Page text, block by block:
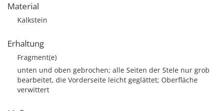
Material
Kalkstein
Erhaltung
Fragment(e)
unten und oben gebrochen; alle Seiten der Stele nur grob
bearbeitet, die Vorderseite leicht geglättet; Oberfläche
verwittert